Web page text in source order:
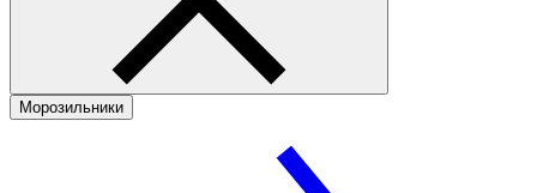
Морозильники